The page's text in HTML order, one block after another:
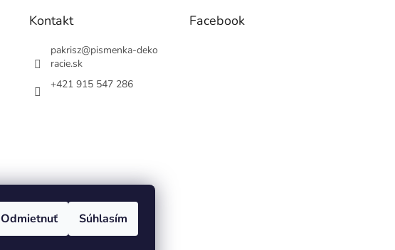
Odmietnuť Súhlasím
Kontakt
pakrisz@pismenka-deko
racie.sk
+421 915 547 286
Facebook